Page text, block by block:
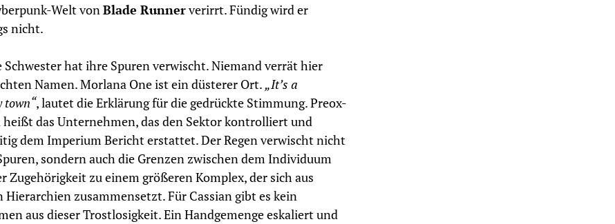
Welt vonBlade Runnerverirrt. Fündig wird er
nicht.
Schwester hat ihre Spuren verwischt. Niemand verrät hier
Namen. Morlana One ist ein düsterer Ort.„It’s a
town“, lautet die Erklärung für die gedrückte Stimmung. Preox-
das Unternehmen, das den Sektor kontrolliert und
dem Imperium Bericht erstattet. Der Regen verwischt nicht
sondern auch die Grenzen zwischen dem Individuum
Zugehörigkeit zu einem größeren Komplex, der sich aus
Hierarchien zusammensetzt. Für Cassian gibt es kein
aus dieser Trostlosigkeit. Ein Handgemenge eskaliert und